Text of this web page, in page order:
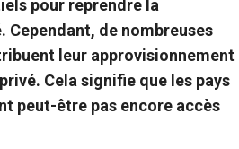
pour reprendre la
de nombreuses
leur approvisionnement
Cela signifie que les pays
peut-être pas encore accès